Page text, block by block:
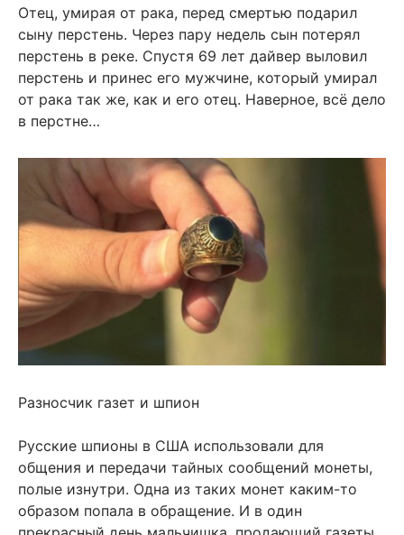
Отец, умирая от рака, перед смертью подарил
сыну перстень. Через пару недель сын потерял
перстень в реке. Спустя 69 лет дайвер выловил
перстень и принес его мужчине, который умирал
от рака так же, как и его отец. Наверное, всё дело
в перстне…
Разносчик газет и шпион
Русские шпионы в США использовали для
общения и передачи тайных сообщений монеты,
полые изнутри. Одна из таких монет каким-то
образом попала в обращение. И в один